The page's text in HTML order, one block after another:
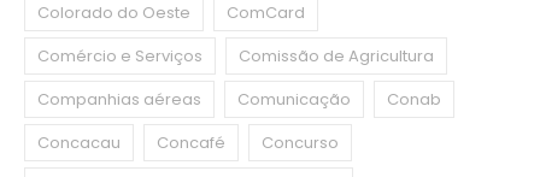
Colorado do Oeste
ComCard
Comércio e Serviços
Comissão de Agricultura
Companhias aéreas
Comunicação
Conab
Concacau
Concafé
Concurso